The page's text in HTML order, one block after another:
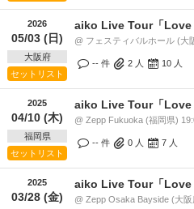
2026
05/03 (日)
大阪府
セットリスト
aiko Live Tour「Love
@ フェスティバルホール (大
-- 件 2 人 10 人
2025
04/10 (木)
福岡県
セットリスト
aiko Live Tour「Love
@ Zepp Fukuoka (福岡県)
-- 件 0 人 7 人
2025
03/28 (金)
aiko Live Tour「Love
@ Zepp Osaka Bayside (大